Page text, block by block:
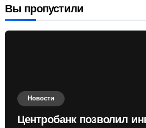
Вы пропустили
Новости
Центробанк позволил